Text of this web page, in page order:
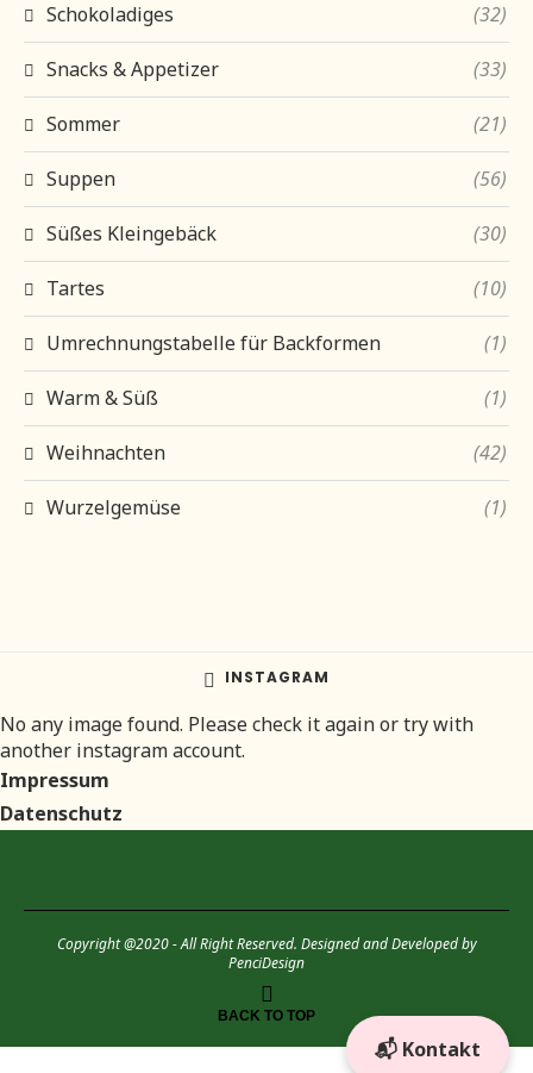
📬 Kontakt
Schokoladiges (32)
Snacks & Appetizer (33)
Sommer (21)
Suppen (56)
Süßes Kleingebäck (30)
Tartes (10)
Umrechnungstabelle für Backformen (1)
Warm & Süß (1)
Weihnachten (42)
Wurzelgemüse (1)
INSTAGRAM
No any image found. Please check it again or try with
another instagram account.
Impressum
Datenschutz
Copyright @2020 - All Right Reserved. Designed and Developed by
PenciDesign
BACK TO TOP